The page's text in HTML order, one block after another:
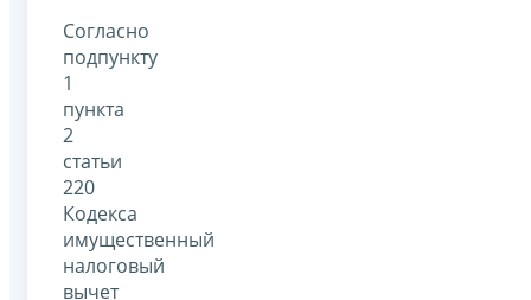
Согласно
подпункту
1
пункта
2
статьи
220
Кодекса
имущественный
налоговый
вычет